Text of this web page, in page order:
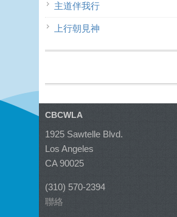
主道伴我行
上行朝見神
CBCWLA
1925 Sawtelle Blvd.
Los Angeles
CA 90025
(310) 570-2394
聯絡